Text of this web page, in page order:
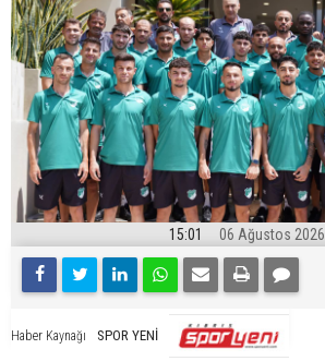
15:01 06 Ağustos 2026
Haber Kaynağı SPOR YENİ